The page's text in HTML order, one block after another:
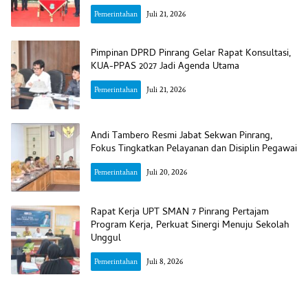
Pemerintahan Juli 21, 2026
Pimpinan DPRD Pinrang Gelar Rapat Konsultasi,
KUA-PPAS 2027 Jadi Agenda Utama
Pemerintahan Juli 21, 2026
Andi Tambero Resmi Jabat Sekwan Pinrang,
Fokus Tingkatkan Pelayanan dan Disiplin Pegawai
Pemerintahan Juli 20, 2026
Rapat Kerja UPT SMAN 7 Pinrang Pertajam
Program Kerja, Perkuat Sinergi Menuju Sekolah
Unggul
Pemerintahan Juli 8, 2026